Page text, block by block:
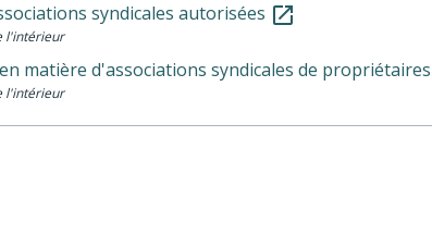
syndicales autorisées open_in_new
l'intérieur
matière d'associations syndicales de
l'intérieur